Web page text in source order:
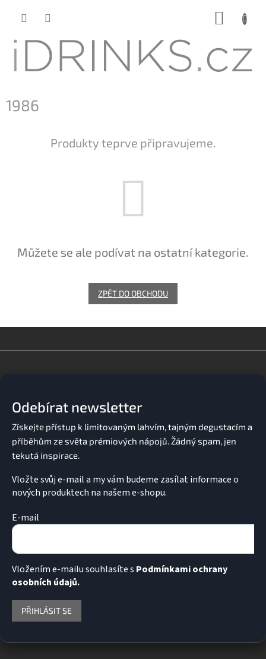
1986
Produkty teprve připravujeme.
Můžete se ale podívat na ostatní kategorie.
ZPĚT DO OBCHODU
Odebírat newsletter
Vložte svůj e-mail a my vám budeme zasílat informace o
nových produktech na našem e-shopu.
E-mail
Vložením e-mailu souhlasíte s Podmínkami ochrany
osobních údajů.
PŘIHLÁSIT SE